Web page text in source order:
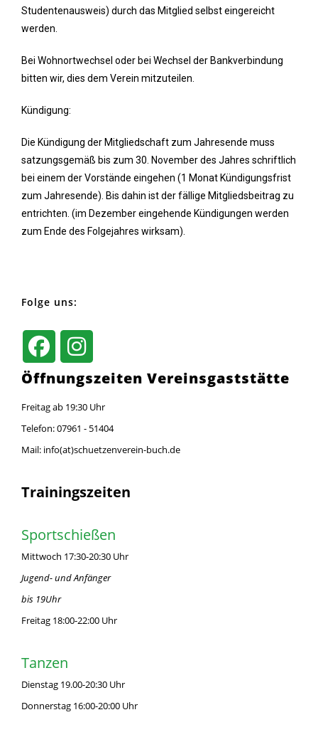
Studentenausweis) durch das Mitglied selbst eingereicht
werden.
Bei Wohnortwechsel oder bei Wechsel der Bankverbindung
bitten wir, dies dem Verein mitzuteilen.
Kündigung:
Die Kündigung der Mitgliedschaft zum Jahresende muss
satzungsgemäß bis zum 30. November des Jahres schriftlich
bei einem der Vorstände eingehen (1 Monat Kündigungsfrist
zum Jahresende). Bis dahin ist der fällige Mitgliedsbeitrag zu
entrichten. (im Dezember eingehende Kündigungen werden
zum Ende des Folgejahres wirksam).
Folge uns:
Öffnungszeiten Vereinsgaststätte
Freitag ab 19:30 Uhr
Telefon: 07961 - 51404
Mail: info(at)schuetzenverein-buch.de
Trainingszeiten
Sportschießen
Mittwoch 17:30-20:30 Uhr
Jugend- und Anfänger
bis 19Uhr
Freitag 18:00-22:00 Uhr
Tanzen
Dienstag 19.00-20:30 Uhr
Donnerstag 16:00-20:00 Uhr